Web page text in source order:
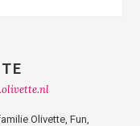
Olivette, Fun,